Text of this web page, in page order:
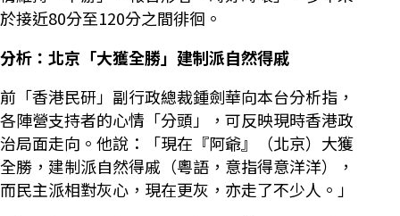
於接近80分至120分之間徘徊。
分析：北京「大獲全勝」建制派自然得戚
前「香港民研」副行政總裁鍾劍華向本台分析指，
各陣營支持者的心情「分頭」，可反映現時香港政
治局面走向。他說：「現在『阿爺』（北京）大獲
全勝，建制派自然得戚（粵語，意指得意洋洋），
而民主派相對灰心，現在更灰，亦走了不少人。」